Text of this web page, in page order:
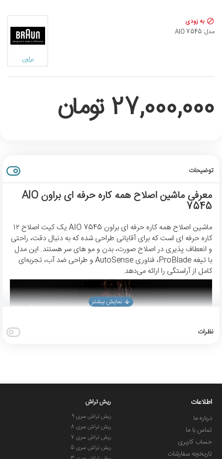
به زودی
مدل:AIO 7545
براون
27,000,000 تومان
توضیحات
معرفی ماشین اصلاح همه کاره حرفه ای براون AIO
7545
ماشین اصلاح همه کاره حرفه ای براون AIO 7545 یک کیت اصلاح ۱۲
کاره حرفه‌ ای است که برای آقایانی طراحی شده که به دنبال دقت، راحتی
و انعطاف‌ پذیری در اصلاح صورت، بدن و مو های سر هستند. این مدل
با تیغه ProBlade، فناوری AutoSense و طراحی ضد آب، تجربه‌ای
کامل از آراستگی را ارائه می‌دهد.
نظرات
اطلاعات
درباره ما
تماس با ما
حساب کاربری
تاریخچه سفارشات
ریش تراش
ریش تراش سری 9
ریش تراش سری 8
ریش تراش سری 7
ریش تراش سری 5